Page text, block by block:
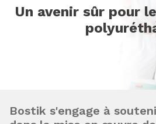
Un avenir sûr pour
Bostik s'engage à